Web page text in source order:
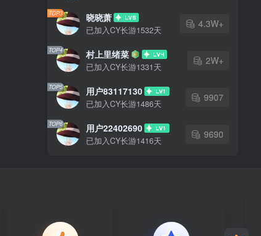
TOP3 晓晓萧
已加入CY长游1532天
4.3W+
TOP4 村上里绪菜
已加入CY长游1331天
2W+
TOP5 用户83117130
已加入CY长游1486天
9907
TOP6 用户22402690
已加入CY长游1416天
9690